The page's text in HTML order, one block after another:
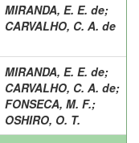
MIRANDA, E. E. de;
CARVALHO, C. A. de
MIRANDA, E. E. de;
CARVALHO, C. A. de;
FONSECA, M. F.;
OSHIRO, O. T.